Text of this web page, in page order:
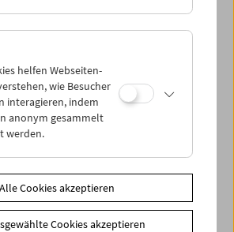
helfen Webseiten-
wie Besucher
interagieren, indem
anonym gesammelt
werden.
Alle Cookies akzeptieren
Cookies akzeptieren